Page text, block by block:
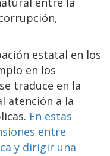
estatal en los
en los
traduce en la
atención a la
En estas
entre
y dirigir una